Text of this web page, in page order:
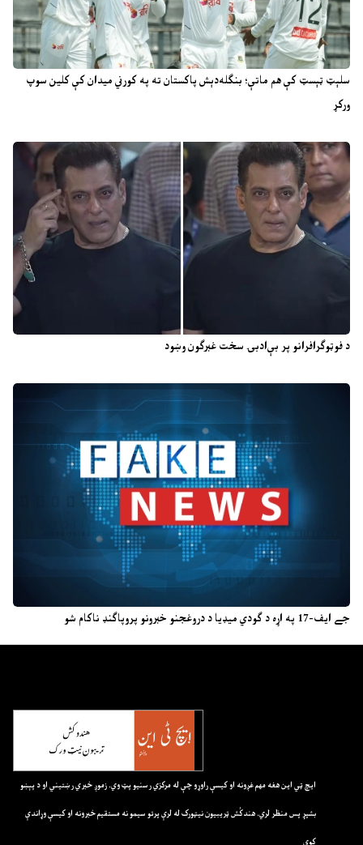
سلېټ ټېسټ کې هم ماتې؛ بنګله‌دېش پاکستان ته په کورني میدان کې کلین سوپ
ورکړ
د فوټوګرافرانو پر بې‌ادبۍ سخت غبرګون وښود
جے ایف-17 په اړه د ګودي میډیا د دروغجنو خبرونو پروپاګنډ ناکام شو
ايچ ټي اين هغه مهم غږونه او کيسې راوړو چې له مرکزي رسنيو پټ وي. زموږ خبري رښتيني او د پېښو
بشپړ پس منظر لري. هندکُش ټريبيون نيټورک له لرې پرتو سيمو نه مستقيم خبرونه او کيسې وړاندې